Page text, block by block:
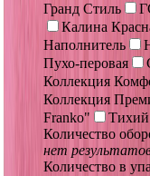
Гранд Стиль
Калина
Наполнитель
Пухо-перовая
Коллекция
Коллекция
Franko"
Тихий
Количество
нет
Количество в